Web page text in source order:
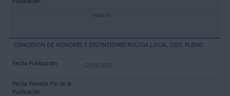
Mostrar
CONCESION DE HONORES Y DISTINCIONES POLICIA LOCAL 2023. PLENO
12/09/2023